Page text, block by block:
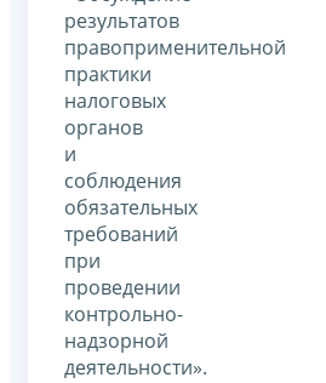
результатов
правоприменительной
практики
налоговых
органов
и
соблюдения
обязательных
требований
при
проведении
контрольно-
надзорной
деятельности».